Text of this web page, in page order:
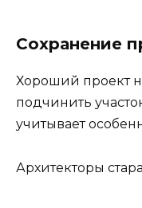
Сохранение
Хороший проект
подчинить
учитывает
Архитекторы